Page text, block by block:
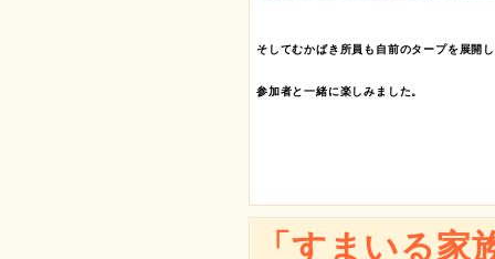
そしてむかばき所員も自前のタープを展開
参加者と一緒に楽しみました。
「すまいる